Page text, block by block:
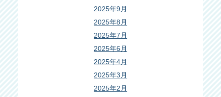
2025年9月
2025年8月
2025年7月
2025年6月
2025年4月
2025年3月
2025年2月